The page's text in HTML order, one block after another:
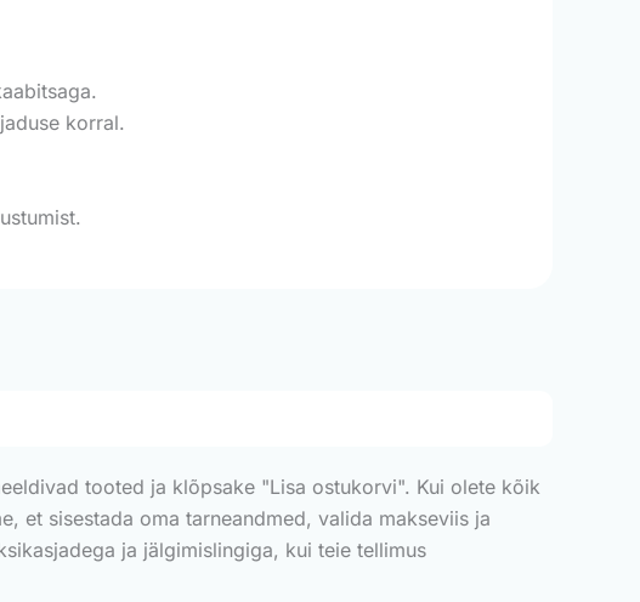
korral.
tooted ja klõpsake "Lisa ostukorvi". Kui olete kõik
et sisestada oma tarneandmed, valida makseviis ja
ja jälgimislingiga, kui teie tellimus